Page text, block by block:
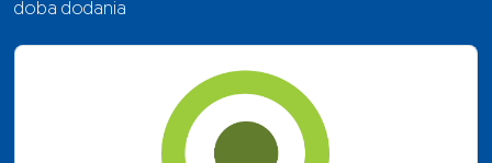
doba dodania